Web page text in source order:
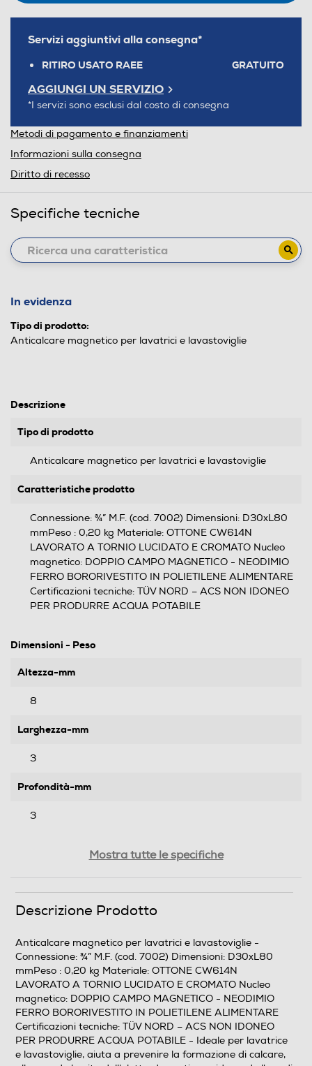
Servizi aggiuntivi alla consegna*
RITIRO USATO RAEE GRATUITO
AGGIUNGI UN SERVIZIO
*I servizi sono esclusi dal costo di consegna
Metodi di pagamento e finanziamenti
Informazioni sulla consegna
Diritto di recesso
Specifiche tecniche
In evidenza
Tipo di prodotto:
Anticalcare magnetico per lavatrici e lavastoviglie
Descrizione
Tipo di prodotto
Anticalcare magnetico per lavatrici e lavastoviglie
Caratteristiche prodotto
Connessione: ¾” M.F. (cod. 7002) Dimensioni: D30xL80
mmPeso : 0,20 kg Materiale: OTTONE CW614N
LAVORATO A TORNIO LUCIDATO E CROMATO Nucleo
magnetico: DOPPIO CAMPO MAGNETICO - NEODIMIO
FERRO BORORIVESTITO IN POLIETILENE ALIMENTARE
Certificazioni tecniche: TÜV NORD – ACS NON IDONEO
PER PRODURRE ACQUA POTABILE
Dimensioni - Peso
Altezza-mm
8
Larghezza-mm
3
Profondità-mm
3
Informazioni sulla sicurezza del prodotto
Clicca qui
Mostra tutte le specifiche
Descrizione Prodotto
Anticalcare magnetico per lavatrici e lavastoviglie -
Connessione: ¾” M.F. (cod. 7002) Dimensioni: D30xL80
mmPeso : 0,20 kg Materiale: OTTONE CW614N
LAVORATO A TORNIO LUCIDATO E CROMATO Nucleo
magnetico: DOPPIO CAMPO MAGNETICO - NEODIMIO
FERRO BORORIVESTITO IN POLIETILENE ALIMENTARE
Certificazioni tecniche: TÜV NORD – ACS NON IDONEO
PER PRODURRE ACQUA POTABILE - Ideale per lavatrice
e lavastoviglie, aiuta a prevenire la formazione di calcare,